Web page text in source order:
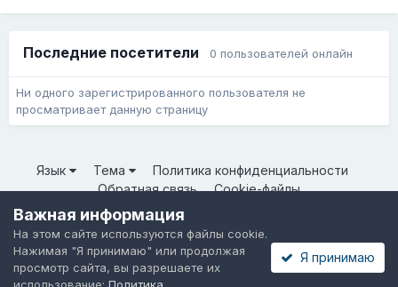
Последние посетители 0 пользователей онлайн
Ни одного зарегистрированного пользователя не
просматривает данную страницу
Язык Тема
Политика конфиденциальности
Обратная связь
Cookie-файлы
© ООО «Неткрейз» 2025
Powered by Invision Community
Важная информация
На этом сайте используются файлы cookie.
Нажимая "Я принимаю" или продолжая
просмотр сайта, вы разрешаете их
Я принимаю